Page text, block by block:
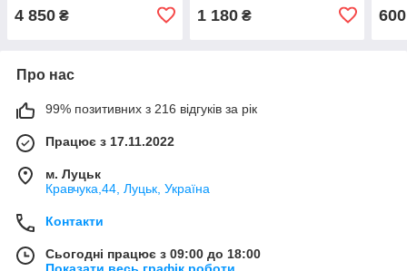
4 850 ₴ 1 180₴ 600
Про нас
99% позитивних з 216 відгуків за рік
Працює з 17.11.2022
м. Луцьк
Кравчука,44, Луцьк, Україна
Контакти
Сьогодні працює з 09:00 до 18:00